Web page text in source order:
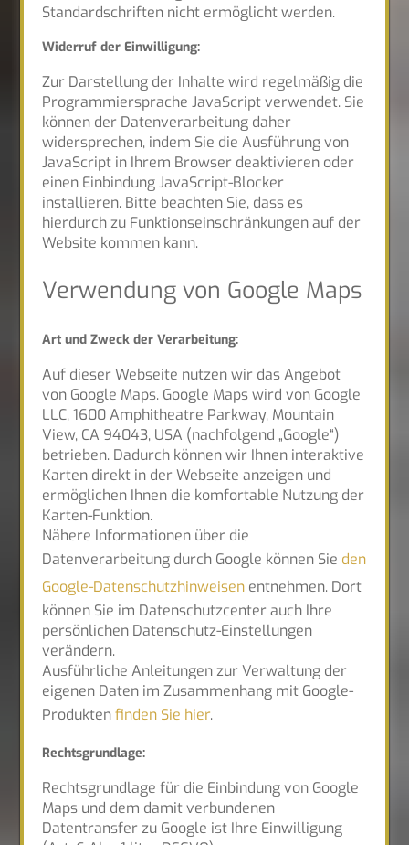
Standardschriften nicht ermöglicht werden.
Widerruf der Einwilligung:
Zur Darstellung der Inhalte wird regelmäßig die
Programmiersprache JavaScript verwendet. Sie
können der Datenverarbeitung daher
widersprechen, indem Sie die Ausführung von
JavaScript in Ihrem Browser deaktivieren oder
einen Einbindung JavaScript-Blocker
installieren. Bitte beachten Sie, dass es
hierdurch zu Funktionseinschränkungen auf der
Website kommen kann.
Verwendung von Google Maps
Art und Zweck der Verarbeitung:
Auf dieser Webseite nutzen wir das Angebot
von Google Maps. Google Maps wird von Google
LLC, 1600 Amphitheatre Parkway, Mountain
View, CA 94043, USA (nachfolgend „Google“)
betrieben. Dadurch können wir Ihnen interaktive
Karten direkt in der Webseite anzeigen und
ermöglichen Ihnen die komfortable Nutzung der
Karten-Funktion.
Nähere Informationen über die
Datenverarbeitung durch Google können Sie den
Google-Datenschutzhinweisen entnehmen. Dort
können Sie im Datenschutzcenter auch Ihre
persönlichen Datenschutz-Einstellungen
verändern.
Ausführliche Anleitungen zur Verwaltung der
eigenen Daten im Zusammenhang mit Google-
Produktenfinden Sie hier.
Rechtsgrundlage:
Rechtsgrundlage für die Einbindung von Google
Maps und dem damit verbundenen
Datentransfer zu Google ist Ihre Einwilligung